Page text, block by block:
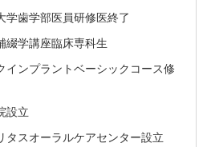
歯学部医員研修医終了
学講座臨床専科生
ンプラントベーシックコース修
設立
スオーラルケアセンター設立